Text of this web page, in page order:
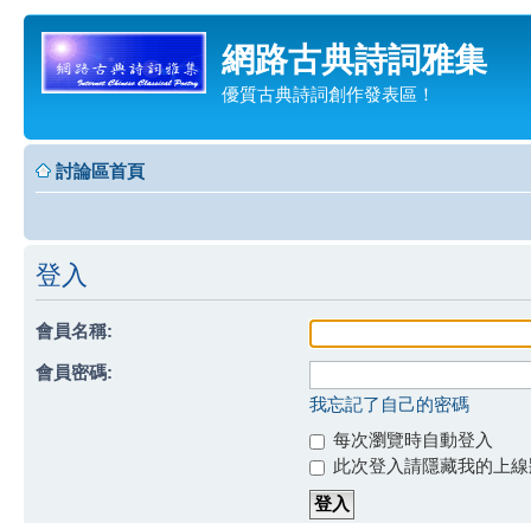
網路古典詩詞雅集
優質古典詩詞創作發表區！
討論區首頁
登入
會員名稱:
會員密碼:
我忘記了自己的密碼
每次瀏覽時自動登入
此次登入請隱藏我的上